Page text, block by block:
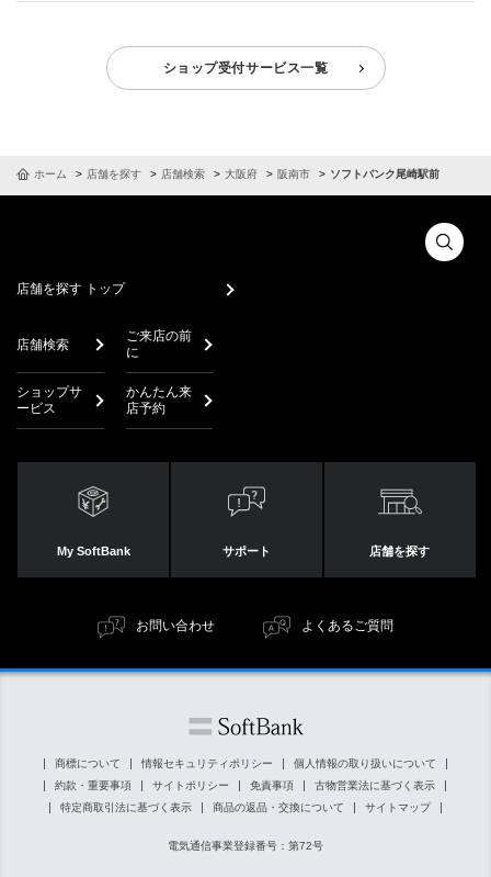
ショップ受付サービス一覧
ホーム 店舗を探す 店舗検索 大阪府 阪南市 ソフトバンク尾崎駅前
店舗を探す トップ
店舗検索
ご来店の前
に
ショップサ
ービス
かんたん来
店予約
My SoftBank サポート 店舗を探す
お問い合わせ よくあるご質問
商標について 情報セキュリティポリシー
個人情報の取り扱いについて
約款・重要事項
サイトポリシー 免責事項
古物営業法に基づく表示
特定商取引法に基づく表示
商品の返品・交換について サイトマップ
電気通信事業登録番号：第72号